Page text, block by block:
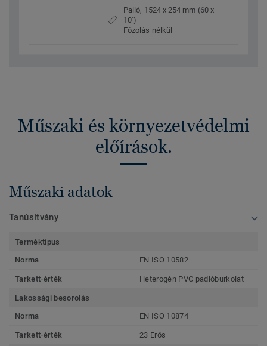
Palló, 1524 x 254 mm (60 x
10'')
Fózolás nélkül
Műszaki és környezetvédelmi
előírások.
Műszaki adatok
Tanúsítvány
Terméktípus
Norma
EN ISO 10582
Tarkett-érték Heterogén PVC padlóburkolat
Lakossági besorolás
Norma
EN ISO 10874
Tarkett-érték 23 Erős